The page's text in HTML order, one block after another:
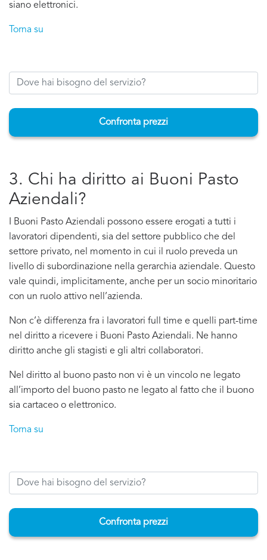
siano elettronici.
Torna su
Confronta prezzi
3. Chi ha diritto ai Buoni Pasto
Aziendali?
I Buoni Pasto Aziendali possono essere erogati a tutti i
lavoratori dipendenti, sia del settore pubblico che del
settore privato, nel momento in cui il ruolo preveda un
livello di subordinazione nella gerarchia aziendale. Questo
vale quindi, implicitamente, anche per un socio minoritario
con un ruolo attivo nell’azienda.
Non c’è differenza fra i lavoratori full time e quelli part-time
nel diritto a ricevere i Buoni Pasto Aziendali. Ne hanno
diritto anche gli stagisti e gli altri collaboratori.
Nel diritto al buono pasto non vi è un vincolo ne legato
all’importo del buono pasto ne legato al fatto che il buono
sia cartaceo o elettronico.
Torna su
Confronta prezzi